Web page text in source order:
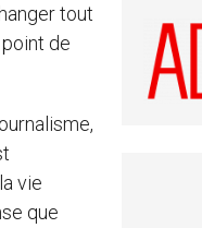
tout
de
vie
que